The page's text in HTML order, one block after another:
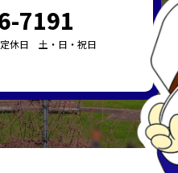
7191
休日 土・日・祝日